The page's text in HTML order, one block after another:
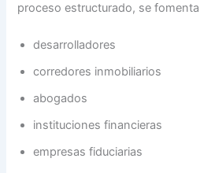
proceso estructurado, se
desarrolladores
corredores inmobiliarios
abogados
instituciones financieras
empresas fiduciarias